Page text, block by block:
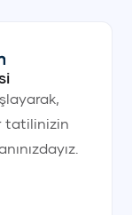
tatilinizin